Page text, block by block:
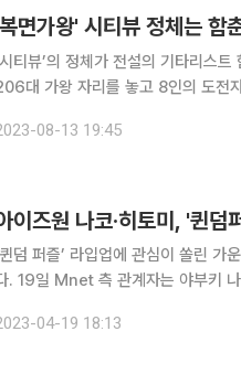
티뷰’의 정체가 전설의 기타리스트 함춘호로 밝혀졌다. 23
대 가왕 자리를 놓고 8인의 도전자들이 치열한 대
과 승리는 64대 35로 ‘오션뷰’가
08-13 19:45
덤 퍼즐’ 라입업에 관심이 쏠린 가
히토미의 ‘퀸덤 퍼즐’ 출연에 대해 “현재 캐스팅 진
던 야부키 나코와 혼다 히토미가
04-19 18:13